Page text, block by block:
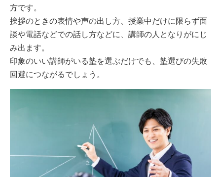
方です。
挨拶のときの表情や声の出し方、授業中だけに限らず面
談や電話などでの話し方などに、講師の人となりがにじ
み出ます。
印象のいい講師がいる塾を選ぶだけでも、塾選びの失敗
回避につながるでしょう。